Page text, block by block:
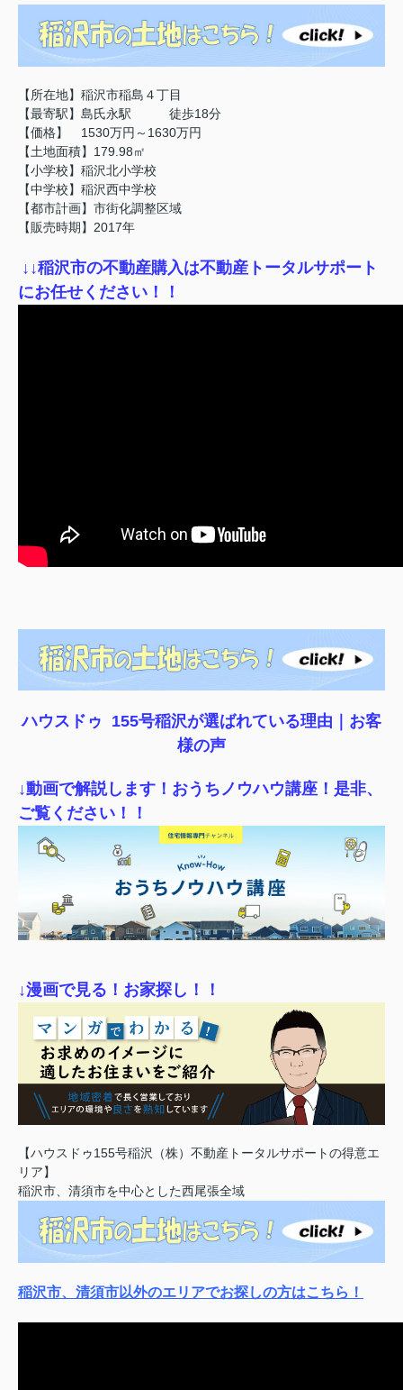
【所在地】稲沢市稲島４丁目
【最寄駅】島氏永駅 徒歩18分
【価格】 1530万円～1630万円
【土地面積】179.98㎡
【小学校】稲沢北小学校
【中学校】稲沢西中学校
【都市計画】市街化調整区域
【販売時期】2017年
↓ ↓稲沢市の不動産購入は不動産トータルサポート
にお任せください！！
ハウスドゥ 155号稲沢が選ばれている理由｜ お客
様の声
↓動画で解説します！おうちノウハウ講座！是非、
ご覧ください！！
↓漫画で見る！お家探し！！
【ハウスドゥ155号稲沢（株）不動産トータルサポートの得意エ
リア】
稲沢市、清須市を中心とした西尾張全域
稲沢市、清須市以外のエリアでお探しの方はこちら！